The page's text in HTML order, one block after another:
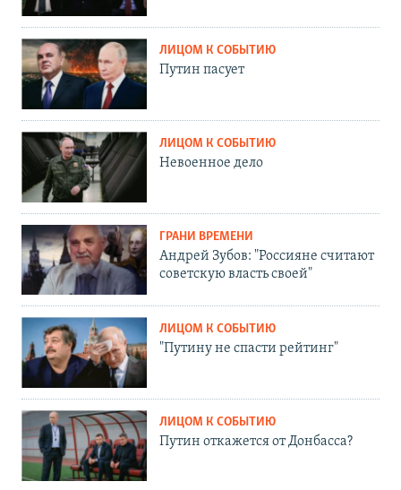
ЛИЦОМ К СОБЫТИЮ
Путин пасует
ЛИЦОМ К СОБЫТИЮ
Невоенное дело
ГРАНИ ВРЕМЕНИ
Андрей Зубов: "Россияне считают
советскую власть своей"
ЛИЦОМ К СОБЫТИЮ
"Путину не спасти рейтинг"
ЛИЦОМ К СОБЫТИЮ
Путин откажется от Донбасса?